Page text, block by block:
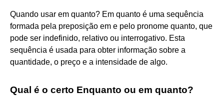
Quando usar em quanto? Em quanto é uma sequência
formada pela preposição em e pelo pronome quanto, que
pode ser indefinido, relativo ou interrogativo. Esta
sequência é usada para obter informação sobre a
quantidade, o preço e a intensidade de algo.
Qual é o certo Enquanto ou em quanto?